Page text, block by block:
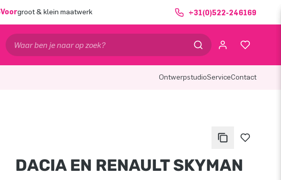
Voorgroot & klein maatwerk +31(0)522-246169
OntwerpstudioServiceContact
DACIA EN RENAULT SKYMAN